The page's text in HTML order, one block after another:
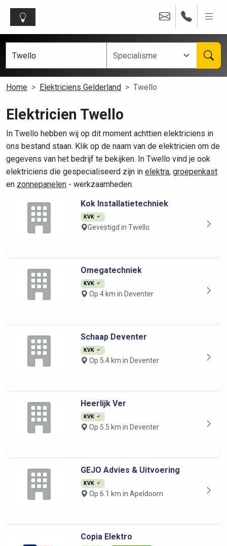
Home Elektriciens Gelderland Twello
Elektricien Twello
In Twello hebben wij op dit moment achttien elektriciens in
ons bestand staan. Klik op de naam van de elektricien om de
gegevens van het bedrijf te bekijken. In Twello vind je ook
elektriciens die gespecialiseerd zijn in elektra, groepenkast
en zonnepanelen - werkzaamheden.
Kok Installatietechniek
KVK
Gevestigd in Twello
Omegatechniek
KVK
Op 4 km in Deventer
Schaap Deventer
KVK
Op 5.4 km in Deventer
Heerlijk Ver
KVK
Op 5.5 km in Deventer
GEJO Advies & Uitvoering
KVK
Op 6.1 km in Apeldoorn
Copia Elektro